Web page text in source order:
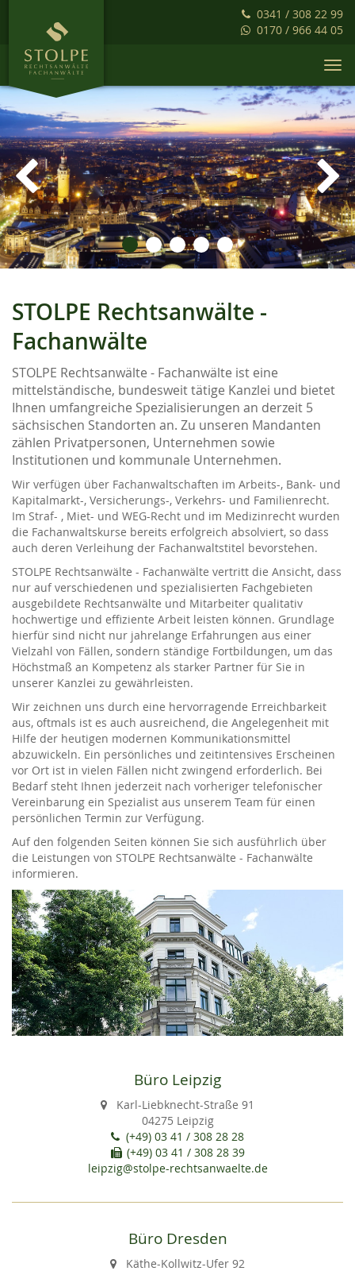
0341 / 308 22 99
0170 / 966 44 05
1 2 3 4 5
STOLPE Rechtsanwälte -
Fachanwälte
STOLPE Rechtsanwälte - Fachanwälte ist eine
mittelständische, bundesweit tätige Kanzlei und bietet
Ihnen umfangreiche Spezialisierungen an derzeit 5
sächsischen Standorten an. Zu unseren Mandanten
zählen Privatpersonen, Unternehmen sowie
Institutionen und kommunale Unternehmen.
Wir verfügen über Fachanwaltschaften im Arbeits-, Bank- und
Kapitalmarkt-, Versicherungs-, Verkehrs- und Familienrecht.
Im Straf- , Miet- und WEG-Recht und im Medizinrecht wurden
die Fachanwaltskurse bereits erfolgreich absolviert, so dass
auch deren Verleihung der Fachanwaltstitel bevorstehen.
STOLPE Rechtsanwälte - Fachanwälte vertritt die Ansicht, dass
nur auf verschiedenen und spezialisierten Fachgebieten
ausgebildete Rechtsanwälte und Mitarbeiter qualitativ
hochwertige und effiziente Arbeit leisten können. Grundlage
hierfür sind nicht nur jahrelange Erfahrungen aus einer
Vielzahl von Fällen, sondern ständige Fortbildungen, um das
Höchstmaß an Kompetenz als starker Partner für Sie in
unserer Kanzlei zu gewährleisten.
Wir zeichnen uns durch eine hervorragende Erreichbarkeit
aus, oftmals ist es auch ausreichend, die Angelegenheit mit
Hilfe der heutigen modernen Kommunikationsmittel
abzuwickeln. Ein persönliches und zeitintensives Erscheinen
vor Ort ist in vielen Fällen nicht zwingend erforderlich. Bei
Bedarf steht Ihnen jederzeit nach vorheriger telefonischer
Vereinbarung ein Spezialist aus unserem Team für einen
persönlichen Termin zur Verfügung.
Auf den folgenden Seiten können Sie sich ausführlich über
die Leistungen von STOLPE Rechtsanwälte - Fachanwälte
informieren.
Büro Leipzig
Karl-Liebknecht-Straße 91
04275 Leipzig
(+49) 03 41 / 308 28 28
(+49) 03 41 / 308 28 39
leipzig@stolpe-rechtsanwaelte.de
Büro Dresden
Käthe-Kollwitz-Ufer 92